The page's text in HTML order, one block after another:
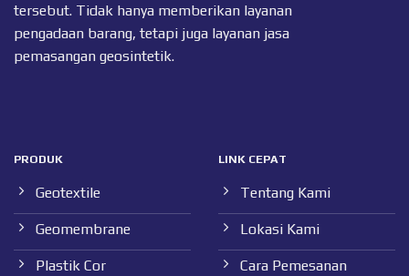
tersebut. Tidak hanya memberikan layanan
pengadaan barang, tetapi juga layanan jasa
pemasangan geosintetik.
PRODUK
Geotextile
Geomembrane
Plastik Cor
LINK CEPAT
Tentang Kami
Lokasi Kami
Cara Pemesanan